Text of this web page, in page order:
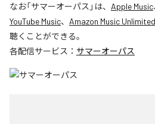
なお「サマーオーパス 」は、 Apple Music
YouTube Music、 Amazon Music Unlimited
聴くことができる。
各配信サービス： サマーオーパス